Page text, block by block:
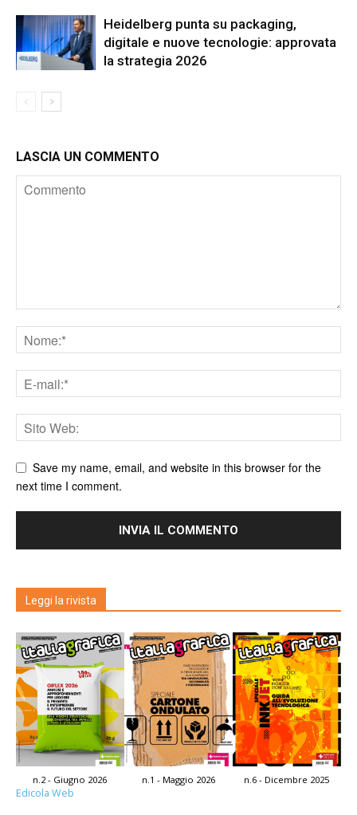
Heidelberg punta su packaging,
digitale e nuove tecnologie: approvata
la strategia 2026
LASCIA UN COMMENTO
Save my name, email, and website in this browser for the
next time I comment.
Leggi la rivista
n.2 - Giugno 2026 n.1 - Maggio 2026 n.6 - Dicembre 2025
Edicola Web